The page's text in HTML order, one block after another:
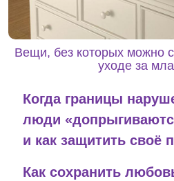
Вещи, без которых можно
уходе за
Когда границы
люди
и как защитить своё
Как сохранить